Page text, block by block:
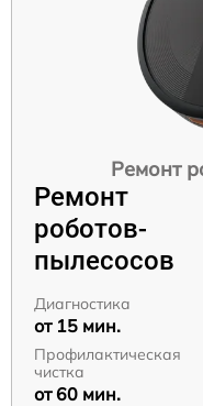
Ремонт
Ремонт
роботов-
пылесосов
Диагностика
от 15 мин.
Профилактическая
чистка
от 60 мин.